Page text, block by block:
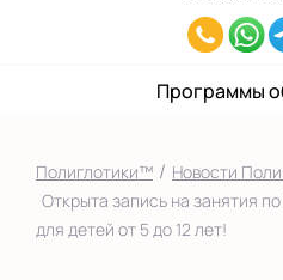
Верхние
ЖК
Фили
Якиманка
8(916)241-
33
Программы
Полиглотики™ / Новости
Открыта запись на занятия
для детей от 5 до 12 лет!